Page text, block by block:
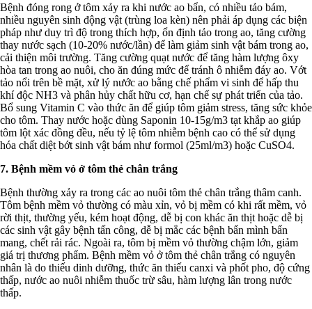
Bệnh đóng rong ở tôm xảy ra khi nước ao bẩn, có nhiều tảo bám,
nhiều nguyên sinh động vật (trùng loa kèn) nên phải áp dụng các biện
pháp như duy trì độ trong thích hợp, ổn định tảo trong ao, tăng cường
thay nước sạch (10-20% nước/lần) để làm giảm sinh vật bám trong ao,
cải thiện môi trường. Tăng cường quạt nước để tăng hàm lượng ôxy
hòa tan trong ao nuôi, cho ăn đúng mức để tránh ô nhiễm đáy ao. Vớt
tảo nổi trên bề mặt, xử lý nước ao bằng chế phẩm vi sinh để hấp thu
khí độc NH3 và phân hủy chất hữu cơ, hạn chế sự phát triển của tảo.
Bổ sung Vitamin C vào thức ăn để giúp tôm giảm stress, tăng sức khỏe
cho tôm. Thay nước hoặc dùng Saponin 10-15g/m3 tạt khắp ao giúp
tôm lột xác đồng đều, nếu tỷ lệ tôm nhiễm bệnh cao có thể sử dụng
hóa chất diệt bớt sinh vật bám như formol (25ml/m3) hoặc CuSO4.
7. Bệnh mềm vỏ ở tôm thẻ chân trắng
Bệnh thường xảy ra trong các ao nuôi tôm thẻ chân trắng thâm canh.
Tôm bệnh mềm vỏ thường có màu xỉn, vỏ bị mềm có khi rất mềm, vỏ
rời thịt, thường yếu, kém hoạt động, dễ bị con khác ăn thịt hoặc dễ bị
các sinh vật gây bệnh tấn công, dễ bị mắc các bệnh bẩn mình bẩn
mang, chết rải rác. Ngoài ra, tôm bị mềm vỏ thường chậm lớn, giảm
giá trị thương phẩm. Bệnh mềm vỏ ở tôm thẻ chân trắng có nguyên
nhân là do thiếu dinh dưỡng, thức ăn thiếu canxi và phốt pho, độ cứng
thấp, nước ao nuôi nhiễm thuốc trừ sâu, hàm lượng lân trong nước
thấp.